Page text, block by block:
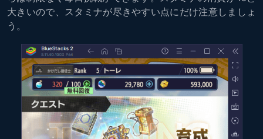
大きいので、スタミナが尽きやすい点にだけ注意しましょ
う。